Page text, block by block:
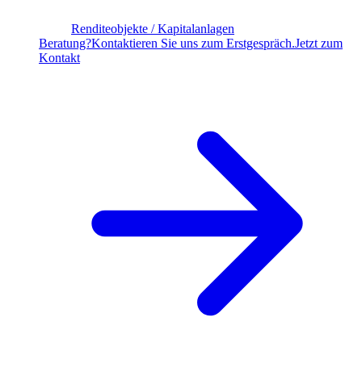
Renditeobjekte / Kapitalanlagen
Beratung?Kontaktieren Sie uns zum Erstgespräch.Jetzt zum
Kontakt